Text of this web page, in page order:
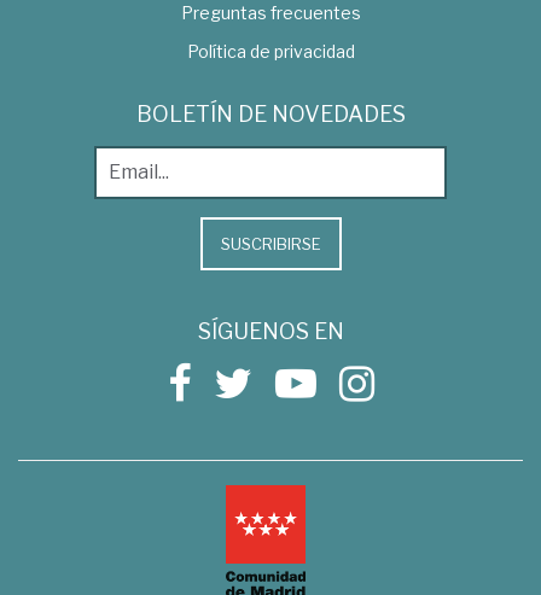
Preguntas frecuentes
Política de privacidad
BOLETÍN DE NOVEDADES
SUSCRIBIRSE
SÍGUENOS EN